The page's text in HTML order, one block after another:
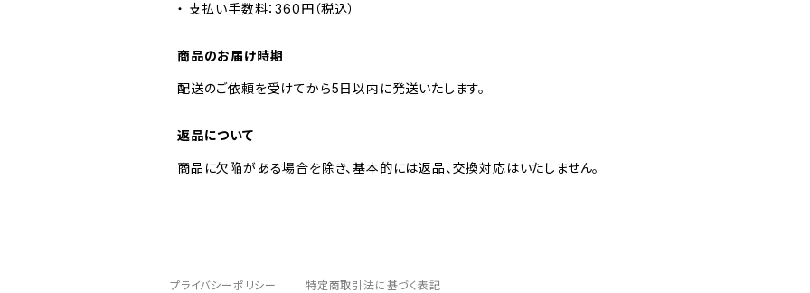
・ 支払い手数料：360円（税込）
商品のお届け時期
配送のご依頼を受けてから5日以内に発送いたします。
返品について
商品に欠陥がある場合を除き、基本的には返品、交換対応はいたしません。
プライバシーポリシー 特定商取引法に基づく表記